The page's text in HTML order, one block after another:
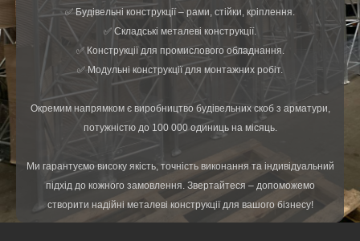
✅ Будівельні конструкції – рами, стійки, кріплення.
✅ Складські металеві конструкції.
✅ Конструкції для промислового обладнання.
✅ Модульні конструкції для монтажних робіт.
Окремим напрямком є виробництво будівельних скоб з арматури,
потужністю до 100 000 одиниць на місяць.
Ми гарантуємо високу якість, точність виконання та індивідуальний
підхід до кожного замовлення. Звертайтеся – допоможемо
створити надійні металеві конструкції для вашого бізнесу!